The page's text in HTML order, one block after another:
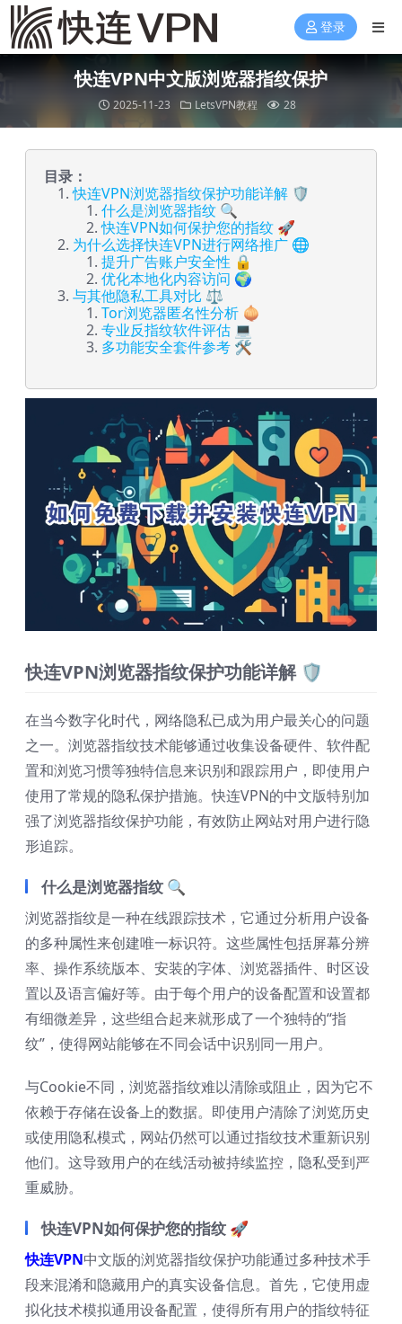
登录
快连VPN中文版浏览器指纹保护
2025-11-23 LetsVPN教程 28
目录：
快连VPN浏览器指纹保护功能详解 🛡️
什么是浏览器指纹 🔍
快连VPN如何保护您的指纹 🚀
为什么选择快连VPN进行网络推广 🌐
提升广告账户安全性 🔒
优化本地化内容访问 🌍
与其他隐私工具对比 ⚖️
Tor浏览器匿名性分析 🧅
专业反指纹软件评估 💻
多功能安全套件参考 🛠️
快连VPN浏览器指纹保护功能详解 🛡️
在当今数字化时代，网络隐私已成为用户最关心的问题
之一。浏览器指纹技术能够通过收集设备硬件、软件配
置和浏览习惯等独特信息来识别和跟踪用户，即使用户
使用了常规的隐私保护措施。快连VPN的中文版特别加
强了浏览器指纹保护功能，有效防止网站对用户进行隐
形追踪。
什么是浏览器指纹 🔍
浏览器指纹是一种在线跟踪技术，它通过分析用户设备
的多种属性来创建唯一标识符。这些属性包括屏幕分辨
率、操作系统版本、安装的字体、浏览器插件、时区设
置以及语言偏好等。由于每个用户的设备配置和设置都
有细微差异，这些组合起来就形成了一个独特的“指
纹”，使得网站能够在不同会话中识别同一用户。
与Cookie不同，浏览器指纹难以清除或阻止，因为它不
依赖于存储在设备上的数据。即使用户清除了浏览历史
或使用隐私模式，网站仍然可以通过指纹技术重新识别
他们。这导致用户的在线活动被持续监控，隐私受到严
重威胁。
快连VPN如何保护您的指纹 🚀
快连VPN中文版的浏览器指纹保护功能通过多种技术手
段来混淆和隐藏用户的真实设备信息。首先，它使用虚
拟化技术模拟通用设备配置，使得所有用户的指纹特征